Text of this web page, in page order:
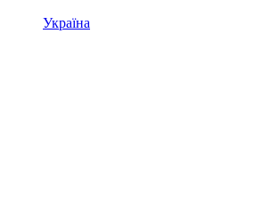
Україна